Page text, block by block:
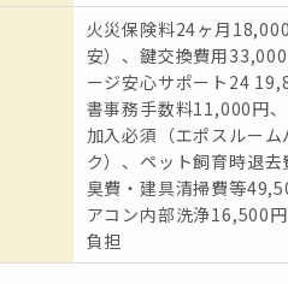
火災保険料24ヶ月
安）、鍵交換費用
ージ安心サポート24
書事務手数料11,000円
加入必須（エポスルーム
ク）、ペット飼育時退去
臭費・建具清掃費等
アコン内部洗浄16,500
負担